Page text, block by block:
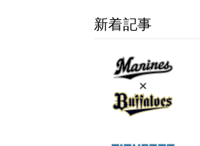
新着記事